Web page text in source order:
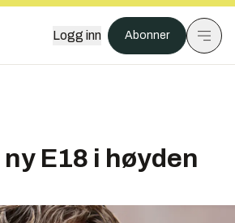
Logg inn Abonner
E18 i høyden